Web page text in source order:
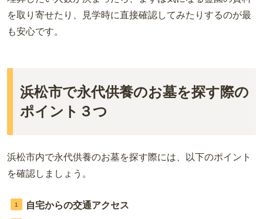
を取り寄せたり、見学時に直接確認してみたりするのが最
も安心です。
浜松市で永代供養のお墓を探す際の
ポイント３つ
浜松市内で永代供養のお墓を探す際には、以下のポイント
を確認しましょう。
自宅からの交通アクセス